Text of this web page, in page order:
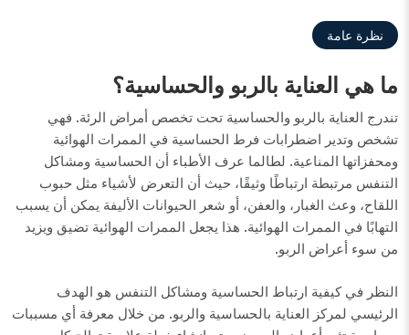
نظرة عامة
ما هي العناية بالربو والحساسية؟
تندرج العناية بالربو والحساسية تحت تخصص أمراض الرئة. فهي
تشخص وتدير اضطرابات فرط الحساسية في الممرات الهوائية
ومحفزاتها المناعية. لطالما عرف الأطباء أن الحساسية ومشاكل
التنفس مرتبطة ارتباطًا وثيقًا، حيث أن التعرض لأشياء مثل حبوب
اللقاح، وعث الغبار، والعفن، أو شعر الحيوانات الأليفة يمكن أن يسبب
التهابًا في الممرات الهوائية. هذا يجعل الممرات الهوائية تضيق ويزيد
من سوء أعراض الربو.
النظر في كيفية ارتباط الحساسية ومشاكل التنفس هو الهدف
الرئيسي لمركز العناية بالحساسية والربو. من خلال معرفة أي مسببات